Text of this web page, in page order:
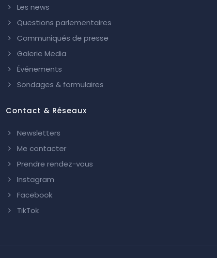
Les news
Questions parlementaires
Communiqués de presse
Galerie Media
Événements
Sondages & formulaires
Contact & Réseaux
Newsletters
Me contacter
Prendre rendez-vous
Instagram
Facebook
TikTok